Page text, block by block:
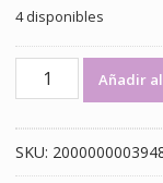
4 disponibles
Echinacea
Ámbar.
Añadir
SKU: